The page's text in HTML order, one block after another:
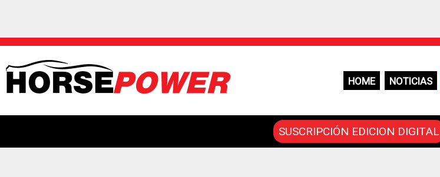
HOME NOTICIAS
SUSCRIPCIÓN EDICION DIGITAL